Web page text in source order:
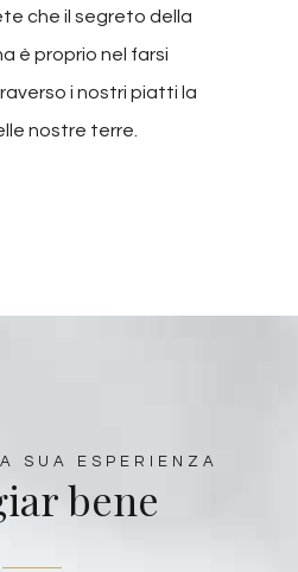
che il segreto della
è proprio nel farsi
i nostri piatti la
nostre terre.
SUA ESPERIENZA
bene